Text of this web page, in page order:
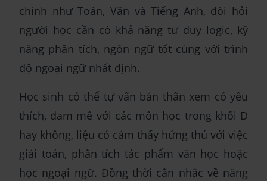
chính như Toán, Văn và Tiếng Anh, đòi hỏi
người học cần có khả năng tư duy logic, kỹ
năng phân tích, ngôn ngữ tốt cùng với trình
độ ngoại ngữ nhất định.
Học sinh có thể tự vấn bản thân xem có yêu
thích, đam mê với các môn học trong khối D
hay không, liệu có cảm thấy hứng thú với việc
giải toán, phân tích tác phẩm văn học hoặc
học ngoại ngữ. Đồng thời cân nhắc về năng